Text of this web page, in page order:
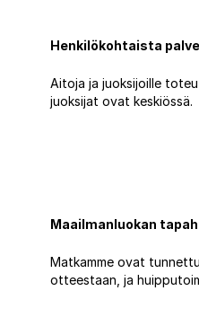
Henkilökohtaista
Aitoja ja juoksijoille
juoksijat ovat keskiössä.
Maailmanluokan
Matkamme ovat
otteestaan, ja